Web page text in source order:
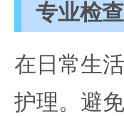
专业检
在日常生
护理。避